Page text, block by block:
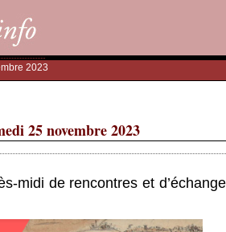
2023
25 novembre 2023
midi de rencontres et